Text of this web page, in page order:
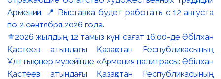
⚜️2026 жылдың 12 тамыз күні сағат 16:00-де Әбілхан
Қастеев атындағы Қазақстан Республикасының
Ұлттық өнер музейінде «Армения палитрасы: Әбілхан
Қастеев атындағы Қазақстан Республикасының